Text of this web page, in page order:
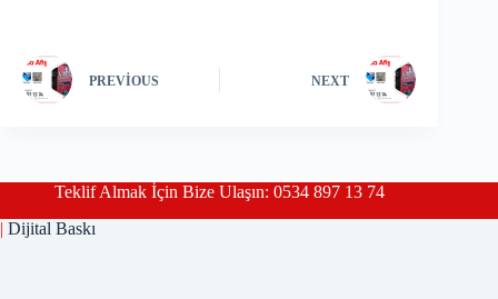
PREVIOUS NEXT
Teklif Almak İçin Bize Ulaşın: 0534 897 13 74
| Dijital Baskı